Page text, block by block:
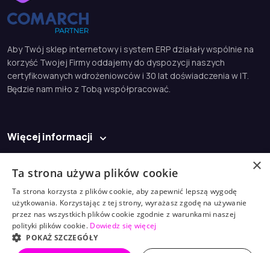
Aby Twój sklep internetowy i system ERP działały wspólnie na
korzyść Twojej Firmy oddajemy do dyspozycji naszych
certyfikowanych wdrożeniowców i 30 lat doświadczenia w IT.
Będzie nam miło z Tobą współpracować.
Więcej informacji
Kontakt
biuro@profisoft.pl
(61) 868 98 30
×
Ta strona używa plików cookie
Ta strona korzysta z plików cookie, aby zapewnić lepszą wygodę
użytkowania. Korzystając z tej strony, wyrażasz zgodę na używanie
przez nas wszystkich plików cookie zgodnie z warunkami naszej
polityki plików cookie. Dowiedz się więcej
POKAŻ SZCZEGÓŁY